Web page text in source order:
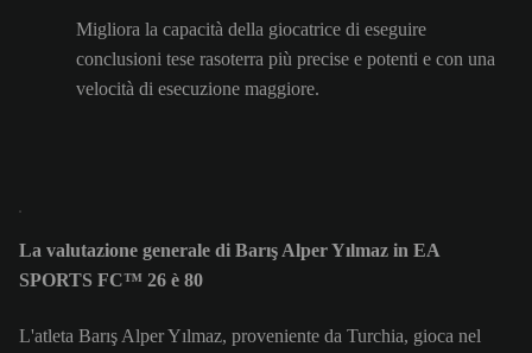
Migliora la capacità della giocatrice di eseguire
conclusioni tese rasoterra più precise e potenti e con una
velocità di esecuzione maggiore.
La valutazione generale di Barış Alper Yılmaz in EA
SPORTS FC™ 26 è 80
L'atleta Barış Alper Yılmaz, proveniente da Turchia, gioca nel